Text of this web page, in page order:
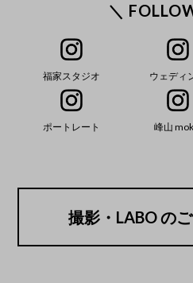
＼
福家スタジオ ウェディ
ポートレート 峰山
撮影・LABO の